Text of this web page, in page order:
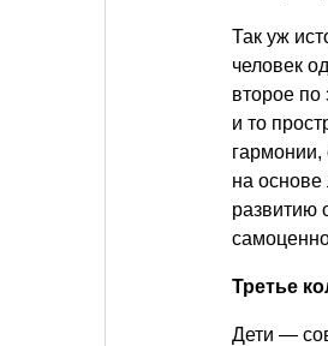
Так уж
человек
второе
и то
на
развитию
Третье
Дети —